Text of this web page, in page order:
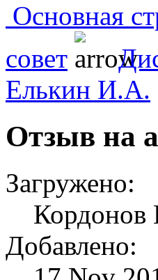
Основная
совет
Елькин И.А.
Отзыв на
Загружено:
Кордонов
Добавлено: